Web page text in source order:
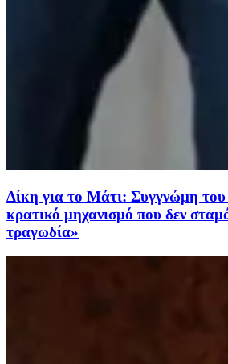
Δίκη για το Μάτι: Συγγνώμη
κρατικό μηχανισμό που δεν
τραγωδία»